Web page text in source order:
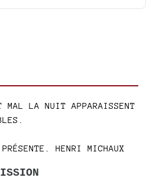
MAL LA NUIT APPARAISSENT
HENRI MICHAUX